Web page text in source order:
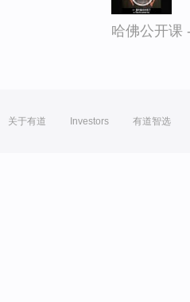
哈佛公开课
关于有道 Investors 有道智选